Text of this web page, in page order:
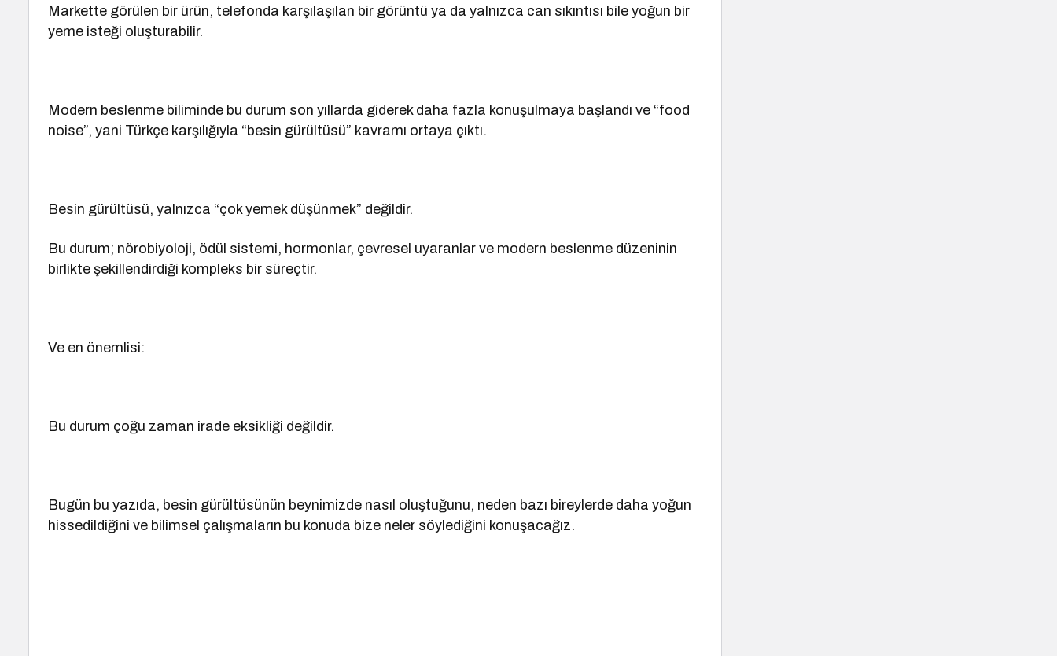
Markette görülen bir ürün, telefonda karşılaşılan bir görüntü ya da yalnızca can sıkıntısı bile yoğun bir
yeme isteği oluşturabilir.
Modern beslenme biliminde bu durum son yıllarda giderek daha fazla konuşulmaya başlandı ve “food
noise”, yani Türkçe karşılığıyla “besin gürültüsü” kavramı ortaya çıktı.
Besin gürültüsü, yalnızca “çok yemek düşünmek” değildir.
Bu durum; nörobiyoloji, ödül sistemi, hormonlar, çevresel uyaranlar ve modern beslenme düzeninin
birlikte şekillendirdiği kompleks bir süreçtir.
Ve en önemlisi:
Bu durum çoğu zaman irade eksikliği değildir.
Bugün bu yazıda, besin gürültüsünün beynimizde nasıl oluştuğunu, neden bazı bireylerde daha yoğun
hissedildiğini ve bilimsel çalışmaların bu konuda bize neler söylediğini konuşacağız.